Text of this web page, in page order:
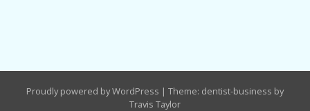
Proudly powered by WordPress | Theme: dentist-business by
Travis Taylor